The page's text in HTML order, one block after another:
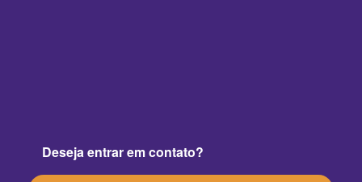
Deseja entrar em contato?